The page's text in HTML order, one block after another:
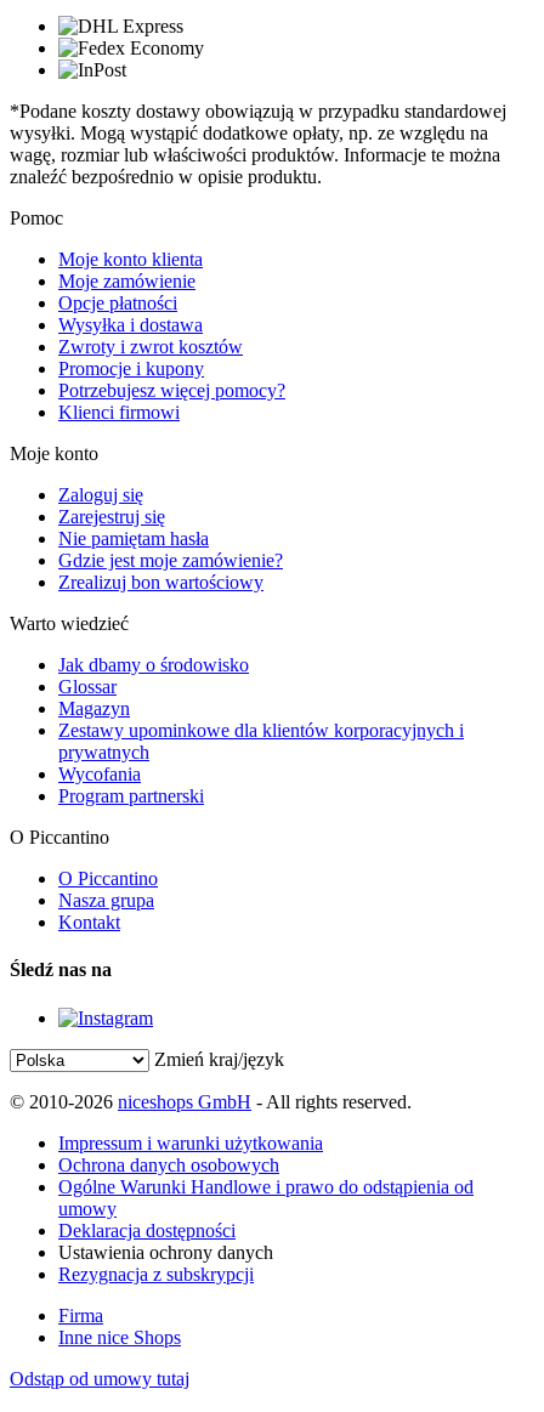
*Podane koszty dostawy obowiązują w przypadku standardowej
wysyłki. Mogą wystąpić dodatkowe opłaty, np. ze względu na
wagę, rozmiar lub właściwości produktów. Informacje te można
znaleźć bezpośrednio w opisie produktu.
Pomoc
Moje konto klienta
Moje zamówienie
Opcje płatności
Wysyłka i dostawa
Zwroty i zwrot kosztów
Promocje i kupony
Potrzebujesz więcej pomocy?
Klienci firmowi
Moje konto
Zaloguj się
Zarejestruj się
Nie pamiętam hasła
Gdzie jest moje zamówienie?
Zrealizuj bon wartościowy
Warto wiedzieć
Jak dbamy o środowisko
Glossar
Magazyn
Zestawy upominkowe dla klientów korporacyjnych i
prywatnych
Wycofania
Program partnerski
O Piccantino
O Piccantino
Nasza grupa
Kontakt
Śledź nas na
Zmień kraj/język
© 2010-2026 niceshops GmbH - All rights reserved.
Impressum i warunki użytkowania
Ochrona danych osobowych
Ogólne Warunki Handlowe i prawo do odstąpienia od
umowy
Deklaracja dostępności
Ustawienia ochrony danych
Rezygnacja z subskrypcji
Firma
Inne nice Shops
Odstąp od umowy tutaj